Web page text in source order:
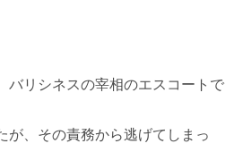
バリシネスの宰相のエスコートで
が、その責務から逃げてしまっ